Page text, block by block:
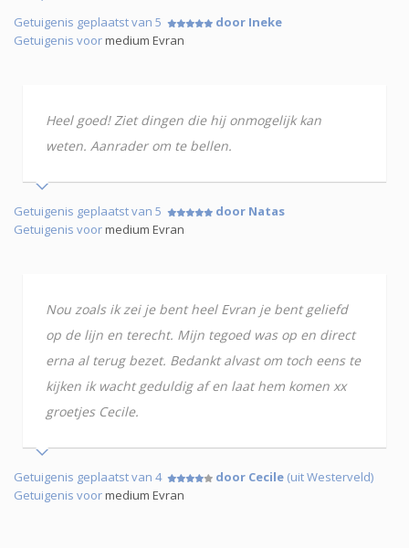
Getuigenis geplaatst van 5
door Ineke
Getuigenis voormedium Evran
Heel goed! Ziet dingen die hij onmogelijk kan
weten. Aanrader om te bellen.
Getuigenis geplaatst van 5
door Natas
Getuigenis voormedium Evran
Nou zoals ik zei je bent heel Evran je bent geliefd
op de lijn en terecht. Mijn tegoed was op en direct
erna al terug bezet. Bedankt alvast om toch eens te
kijken ik wacht geduldig af en laat hem komen xx
groetjes Cecile.
Getuigenis geplaatst van 4 door Cecile (uit Westerveld)
Getuigenis voormedium Evran